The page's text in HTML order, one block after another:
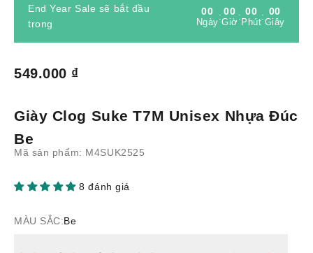
End Year Sale sẽ bắt đầu
trong
00
Ngày
: 00
Giờ
: 00
Phút
: 00
Giây
Giá bán
549.000 ₫
Giày Clog Suke T7M Unisex Nhựa Đúc
Be
Mã sản phẩm: M4SUK2525
8 đánh giá
MÀU SẮC:Be